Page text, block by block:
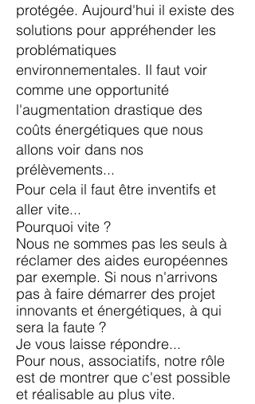
protégée. Aujourd'hui il existe des
solutions pour appréhender les
problématiques
environnementales. Il faut voir
comme une opportunité
l'augmentation drastique des
coûts énergétiques que nous
allons voir dans nos
prélèvements...
Pour cela il faut être inventifs et
aller vite...
Pourquoi vite ?
Nous ne sommes pas les seuls à
réclamer des aides européennes
par exemple. Si nous n'arrivons
pas à faire démarrer des projet
innovants et énergétiques, à qui
sera la faute ?
Je vous laisse répondre...
Pour nous, associatifs, notre rôle
est de montrer que c'est possible
et réalisable au plus vite.